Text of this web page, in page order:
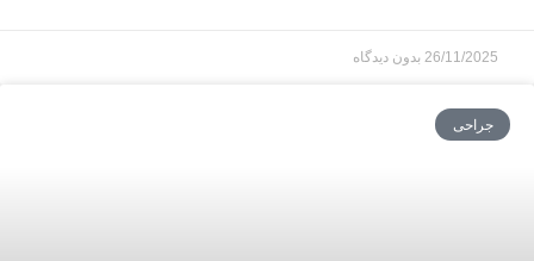
26/11/2025 بدون دیدگاه
جراحی